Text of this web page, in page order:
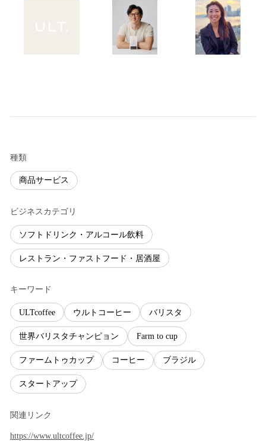
種類
商品サービス
ビジネスカテゴリ
ソフトドリンク・アルコール飲料
レストラン・ファストフード・居酒屋
キーワード
ULTcoffee ウルトコーヒー バリスタ
世界バリスタチャンピョン Farm to cup
ファームトゥカップ コーヒー ブラジル
スタートアップ
関連リンク
https://www.ultcoffee.jp/